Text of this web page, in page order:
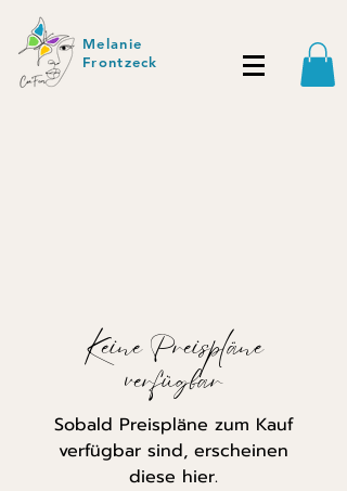
Melanie
Frontzeck
Keine Preispläne
verfügbar
Sobald Preispläne zum Kauf
verfügbar sind, erscheinen
diese hier.